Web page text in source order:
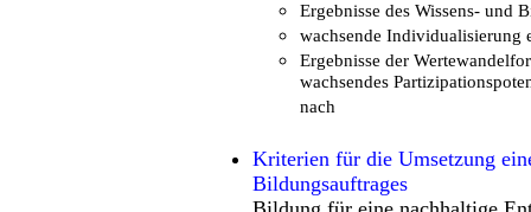
Ergebnisse des Wissens- und
wachsende Individualisierung
Ergebnisse der
wachsendes
nach
Kriterien für die Umsetzung
Bildungsauftrages